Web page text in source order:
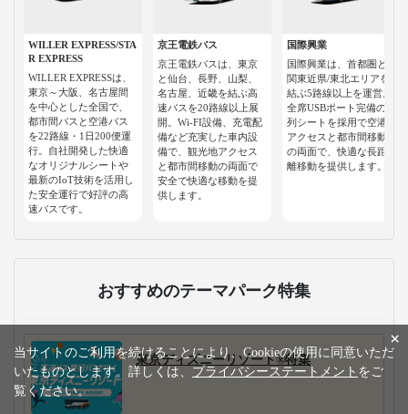
WILLER EXPRESS/STA
R EXPRESS
WILLER EXPRESSは、
東京～大阪、名古屋間
を中心とした全国で、
都市間バスと空港バス
を22路線・1日200便運
行。自社開発した快適
なオリジナルシートや
最新のIoT技術を活用し
た安全運行で好評の高
速バスです。
京王電鉄バス
京王電鉄バスは、東京
と仙台、長野、山梨、
名古屋、近畿を結ぶ高
速バスを20路線以上展
開。Wi-FI設備、充電配
備など充実した車内設
備で、観光地アクセス
と都市間移動の両面で
安全で快適な移動を提
供します。
国際興業
国際興業は、首都圏と
関東近県/東北エリアを
結ぶ5路線以上を運営。
全席USBポート完備の3
列シートを採用で空港
アクセスと都市間移動
の両面で、快適な長距
離移動を提供します。
おすすめのテーマパーク特集
東京ディズニーリゾート®特集
×
当サイトのご利用を続けることにより、Cookieの使用に同意いただ
いたものとします。詳しくは、 プライバシーステートメント をご
覧ください。